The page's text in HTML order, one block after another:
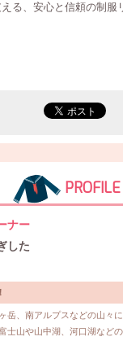
る、安心と信頼の制服
PROFILE
ナー
した
岳、南アルプスなどの山々に
士山や山中湖、河口湖など